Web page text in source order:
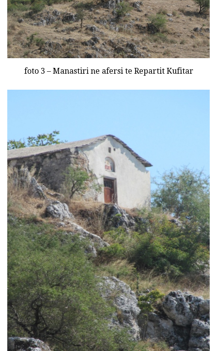
foto 3 – Manastiri ne afersi te Repartit Kufitar